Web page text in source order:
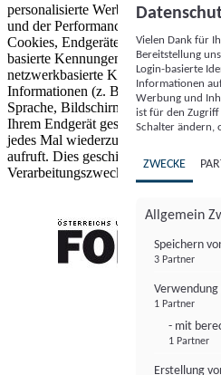
personalisierte Werbung und Inhalte,
und der Performance von Inhalten
Cookies, Endgeräte- oder ähnliche
basierte Kennungen, zufällig
netzwerkbasierte Kennungen)
Informationen (z. B. Browsertyp
Sprache, Bildschirmgröße,
Ihrem Endgerät gespeichert oder
jedes Mal wiederzuerkennen, wenn
aufruft. Dies geschieht für einen oder
Verarbeitungszwecke.
Vielen Dank für
Bereitstellung
Login-basierte
Informationen
Werbung und
ist für den Zugriff
Schalter ändern,
ZWECKE
Allgemein
Speichern
3 Partner
1 Partner
- mit
1 Partner
Erstellung
FONDS professionell